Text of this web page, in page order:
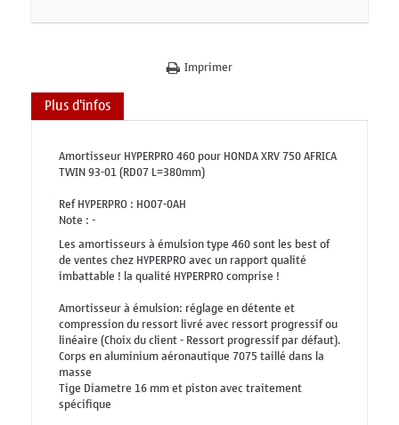
Imprimer
Plus d'infos
Amortisseur HYPERPRO 460 pour HONDA XRV 750 AFRICA
TWIN 93-01 (RD07 L=380mm)
Ref HYPERPRO : HO07-0AH
Note : -
Les amortisseurs à émulsion type 460 sont les best of
de ventes chez HYPERPRO avec un rapport qualité
imbattable ! la qualité HYPERPRO comprise !
Amortisseur à émulsion: réglage en détente et
compression du ressort livré avec ressort progressif ou
linéaire (Choix du client - Ressort progressif par défaut).
Corps en aluminium aéronautique 7075 taillé dans la
masse
Tige Diametre 16 mm et piston avec traitement
spécifique